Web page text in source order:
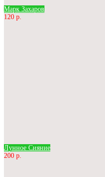
Марк Захаров
120 р.
Лунное Сияние
200 р.